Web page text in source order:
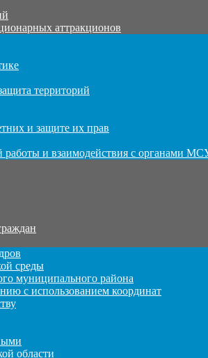
аттракционов
территорий
и защите их прав
работы и взаимодействия с органами
среды
муниципального района
с использованием координат
области